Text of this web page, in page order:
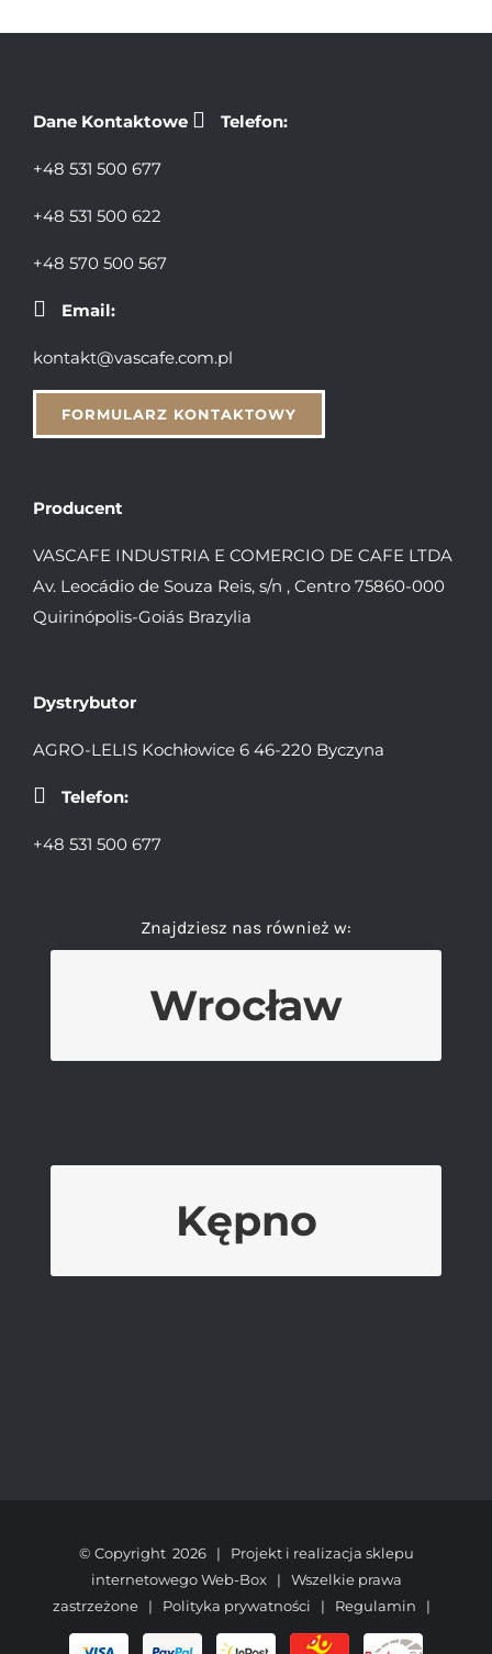
Dane Kontaktowe Telefon:
+48 531 500 677
+48 531 500 622
+48 570 500 567
Email:
kontakt@vascafe.com.pl
FORMULARZ KONTAKTOWY
Producent
VASCAFE INDUSTRIA E COMERCIO DE CAFE LTDA
Av. Leocádio de Souza Reis, s/n , Centro 75860-000
Quirinópolis-Goiás Brazylia
Dystrybutor
AGRO-LELIS Kochłowice 6 46-220 Byczyna
Telefon:
+48 531 500 677
Znajdziesz nas również w:
Wrocław
SKLEP EPI
Kępno
DELIKATESY BYSTRA
Kwiatowa 12, 63-600
Kępno
© Copyright 2026 | Projekt i realizacja sklepu
internetowegoWeb-Box| Wszelkie prawa
zastrzeżone | Polityka prywatności | Regulamin |